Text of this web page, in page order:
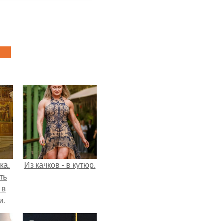
Из качков - в кутюр.